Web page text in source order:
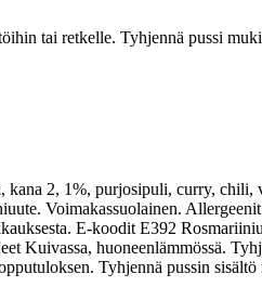
tai retkelle. Tyhjennä pussi
2, 1%, purjosipuli, curry, chili,
Voimakassuolainen. Allergeenit
E-koodit E392
Kuivassa, huoneenlämmössä.
Tyhjennä pussin